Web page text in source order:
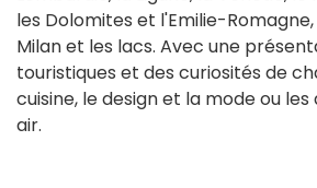
les Dolomites et l'Emilie-
Milan et les lacs. Avec une
touristiques et des curiosités de
cuisine, le design et la mode ou
air.